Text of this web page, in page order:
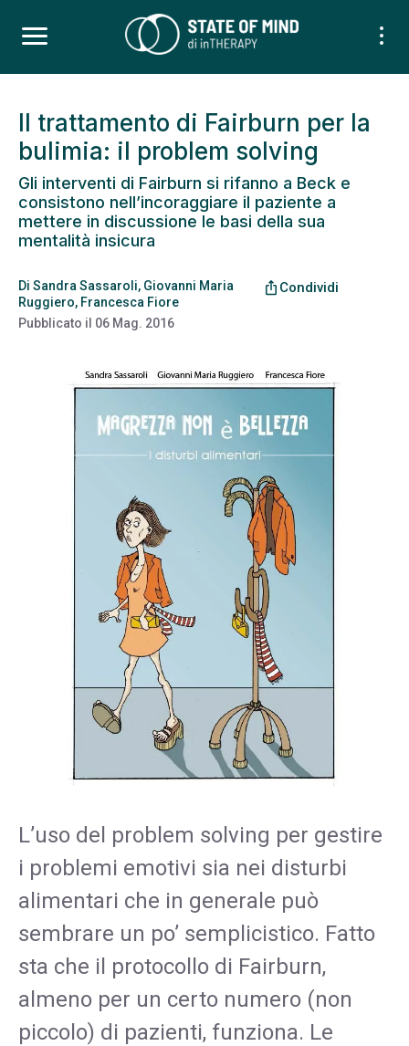
Il trattamento di Fairburn per la
bulimia: il problem solving
Gli interventi di Fairburn si rifanno a Beck e
consistono nell’incoraggiare il paziente a
mettere in discussione le basi della sua
mentalità insicura
Di Sandra Sassaroli, Giovanni Maria
Ruggiero, Francesca Fiore
Pubblicato il 06 Mag. 2016
ios_share Condividi
L’uso del problem solving per gestire
i problemi emotivi sia nei disturbi
alimentari che in generale può
sembrare un po’ semplicistico. Fatto
sta che il protocollo di Fairburn,
almeno per un certo numero (non
piccolo) di pazienti, funziona. Le